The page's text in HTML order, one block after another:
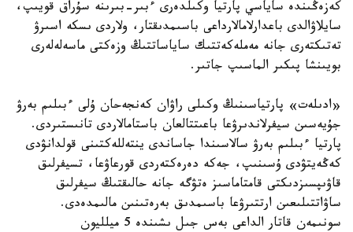
كەزەڭىندە ساياسي پارتيا وكىلدەرى ءبىر-بىرىنە سۇراق قويىپ،
سايلاۋالدى باعدارلامالارداعى باسىمدىقتار، ولاردى ىسكە اسىرۋ
تەتىكتەرى جانە مەملەكەتتىك ساياساتتىڭ وزەكتى ماسەلەلەرى
بويىنشا پىكىر الماسىپ جاتىر.
«ادىلەت» پارتياسىنىڭ وكىلى راۋان كەنجەحان ۇلى ءبىلىم بەرۋ
جۇيەسىن سيفرلاندىرۋعا باعىتتالعان باستامالاردى تانىستىردى.
پارتيا ءبىلىم بەرۋ سالاسىندا جاساندى ينتەللەكتىنى قولدانۋدى
كەڭەيتۋدى ۇسىنىپ، جەكە دەرەكتەردى قورعاۋعا، تسيفرلىق
قاۋىپسىزدىكتى قامتاماسىز ەتۋگە جانە حالىقتىڭ سيفرلىق
ساۋاتتىلىعىن ارتتىرۋعا باسىمدىق بەرەتىنىن مالىمدەدى.
سونىمەن قاتار الداعى بەس جىل ىشىندە 5 ميلليون